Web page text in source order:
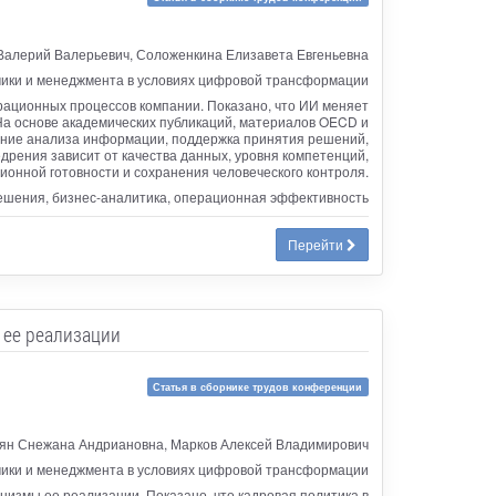
Валерьевич, Соложенкина Елизавета Евгеньевна
и менеджмента в условиях цифровой трансформации
процессов компании. Показано, что ИИ меняет
основе академических публикаций, материалов OECD и
анализа информации, поддержка принятия решений,
зависит от качества данных, уровня компетенций,
готовности и сохранения человеческого контроля.
бизнес-аналитика, операционная эффективность
Перейти
реализации
Статья в сборнике трудов конференции
Снежана Андриановна, Марков Алексей Владимирович
и менеджмента в условиях цифровой трансформации